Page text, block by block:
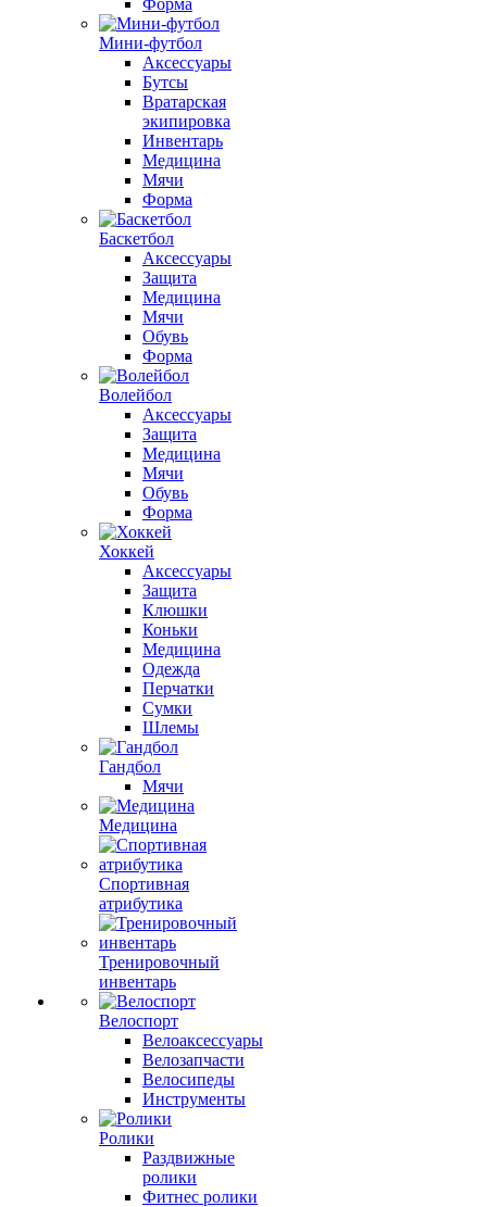
Форма
Мини-футбол
Аксессуары
Бутсы
Вратарская
экипировка
Инвентарь
Медицина
Мячи
Форма
Баскетбол
Аксессуары
Защита
Медицина
Мячи
Обувь
Форма
Волейбол
Аксессуары
Защита
Медицина
Мячи
Обувь
Форма
Хоккей
Аксессуары
Защита
Клюшки
Коньки
Медицина
Одежда
Перчатки
Сумки
Шлемы
Гандбол
Мячи
Медицина
Спортивная
атрибутика
Тренировочный
инвентарь
Велоспорт
Велоаксессуары
Велозапчасти
Велосипеды
Инструменты
Ролики
Раздвижные
ролики
Фитнес ролики